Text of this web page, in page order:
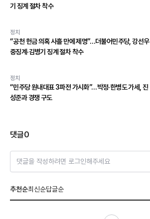
기 징계 절차 착수
정치
“공천 헌금 의혹 사흘 만에 제명”…더불어민주당, 강선우
중징계·김병기 징계 절차 착수
정치
“민주당 원내대표 3파전 가시화”…박정·한병도 가세, 진
성준과 경쟁 구도
댓글0
댓글을 작성하려면 로그인해주세요
추천순최신순답글순